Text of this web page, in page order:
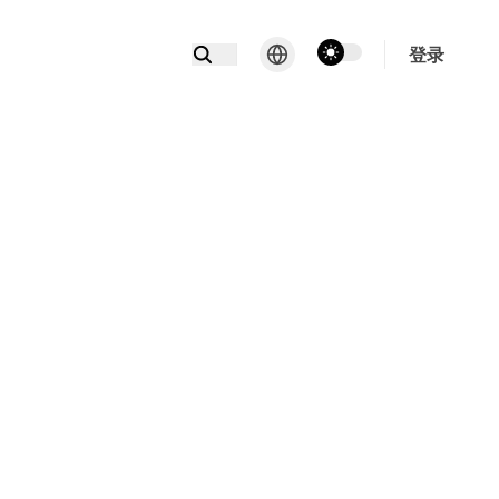
theme switcher 登录